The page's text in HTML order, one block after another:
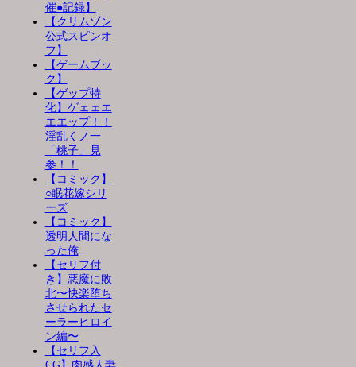
催●記録】
【クリムゾン
公式スピンオ
フ】
【ゲームブッ
ク】
【ゲップ特
化】ゲェェエ
エエップ！！
淫乱くノ一
「桃子」見
参！！
【コミック】
○眠花嫁シリ
ーズ
【コミック】
透明人間にな
った俺
【セリフ付
き】悪魔に敗
北〜快楽堕ち
させられたセ
ーラーヒロイ
ン編〜
【セリフ入